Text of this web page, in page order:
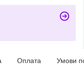
Оплата Умови